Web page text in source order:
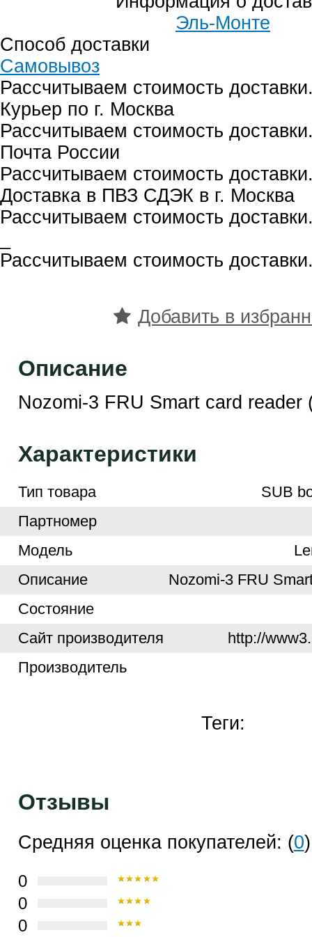
Эль-Монте
Способ доставки
Самовывоз
Рассчитываем стоимость
Курьер по г. Москва
Рассчитываем стоимость
Почта России
Рассчитываем стоимость
Доставка в ПВЗ СДЭК в г. Москва
Рассчитываем стоимость
Рассчитываем стоимость
Добавить в
Описание
Nozomi-3 FRU Smart card reader
Характеристики
Тип товара
SUB
Партномер
Модель
Описание
Nozomi-3 FRU
Cостояние
Cайт производителя
http://
Производитель
Теги:
Отзывы
Средняя оценка покупателей: (0)
0
0
0